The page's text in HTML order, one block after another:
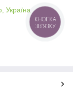
Україна
КНОПКА
ЗВ'ЯЗКУ